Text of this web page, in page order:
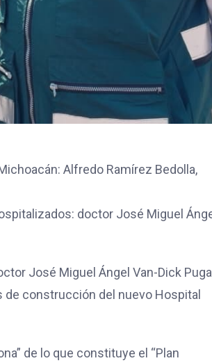
Alfredo Ramírez Bedolla,
doctor José Miguel
José Miguel Ángel Van-Dick
de construcción del nuevo Hospital
de lo que constituye el “Plan